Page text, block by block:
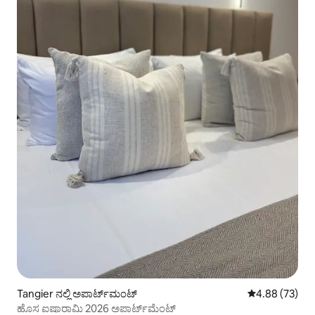
Tangier ನಲ್ಲಿ ಅಪಾರ್ಟ್‌ಮಂಟ್ 5 ರಲ್ಲಿ 4.88
4.88 (73)
ಹೊಸ ಐಷಾರಾಮಿ 2026 ಅಪಾರ್ಟ್‌ಮೆಂಟ್